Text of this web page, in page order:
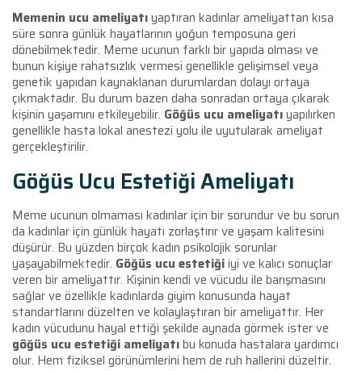
Memenin ucu ameliyatıyaptıran kadınlar ameliyattan kısa
süre sonra günlük hayatlarının yoğun temposuna geri
dönebilmektedir. Meme ucunun farklı bir yapıda olması ve
bunun kişiye rahatsızlık vermesi genellikle gelişimsel veya
genetik yapıdan kaynaklanan durumlardan dolayı ortaya
çıkmaktadır. Bu durum bazen daha sonradan ortaya çıkarak
kişinin yaşamını etkileyebilir. Göğüs ucu ameliyatıyapılırken
genellikle hasta lokal anestezi yolu ile uyutularak ameliyat
gerçekleştirilir.
Göğüs Ucu Estetiği Ameliyatı
Meme ucunun olmaması kadınlar için bir sorundur ve bu sorun
da kadınlar için günlük hayatı zorlaştırır ve yaşam kalitesini
düşürür. Bu yüzden birçok kadın psikolojik sorunlar
yaşayabilmektedir. Göğüs ucu estetiğiiyi ve kalıcı sonuçlar
veren bir ameliyattır. Kişinin kendi ve vücudu ile barışmasını
sağlar ve özellikle kadınlarda giyim konusunda hayat
standartlarını düzelten ve kolaylaştıran bir ameliyattır. Her
kadın vücudunu hayal ettiği şekilde aynada görmek ister ve
göğüs ucu estetiği ameliyatıbu konuda hastalara yardımcı
olur. Hem fiziksel görünümlerini hem de ruh hallerini düzeltir.